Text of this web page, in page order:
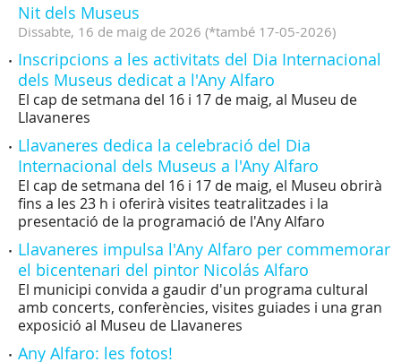
Nit dels Museus
Dissabte, 16 de maig de 2026 (*també 17-05-2026)
Inscripcions a les activitats del Dia Internacional
dels Museus dedicat a l'Any Alfaro
El cap de setmana del 16 i 17 de maig, al Museu de
Llavaneres
Llavaneres dedica la celebració del Dia
Internacional dels Museus a l'Any Alfaro
El cap de setmana del 16 i 17 de maig, el Museu obrirà
fins a les 23 h i oferirà visites teatralitzades i la
presentació de la programació de l'Any Alfaro
Llavaneres impulsa l'Any Alfaro per commemorar
el bicentenari del pintor Nicolás Alfaro
El municipi convida a gaudir d'un programa cultural
amb concerts, conferències, visites guiades i una gran
exposició al Museu de Llavaneres
Any Alfaro: les fotos!